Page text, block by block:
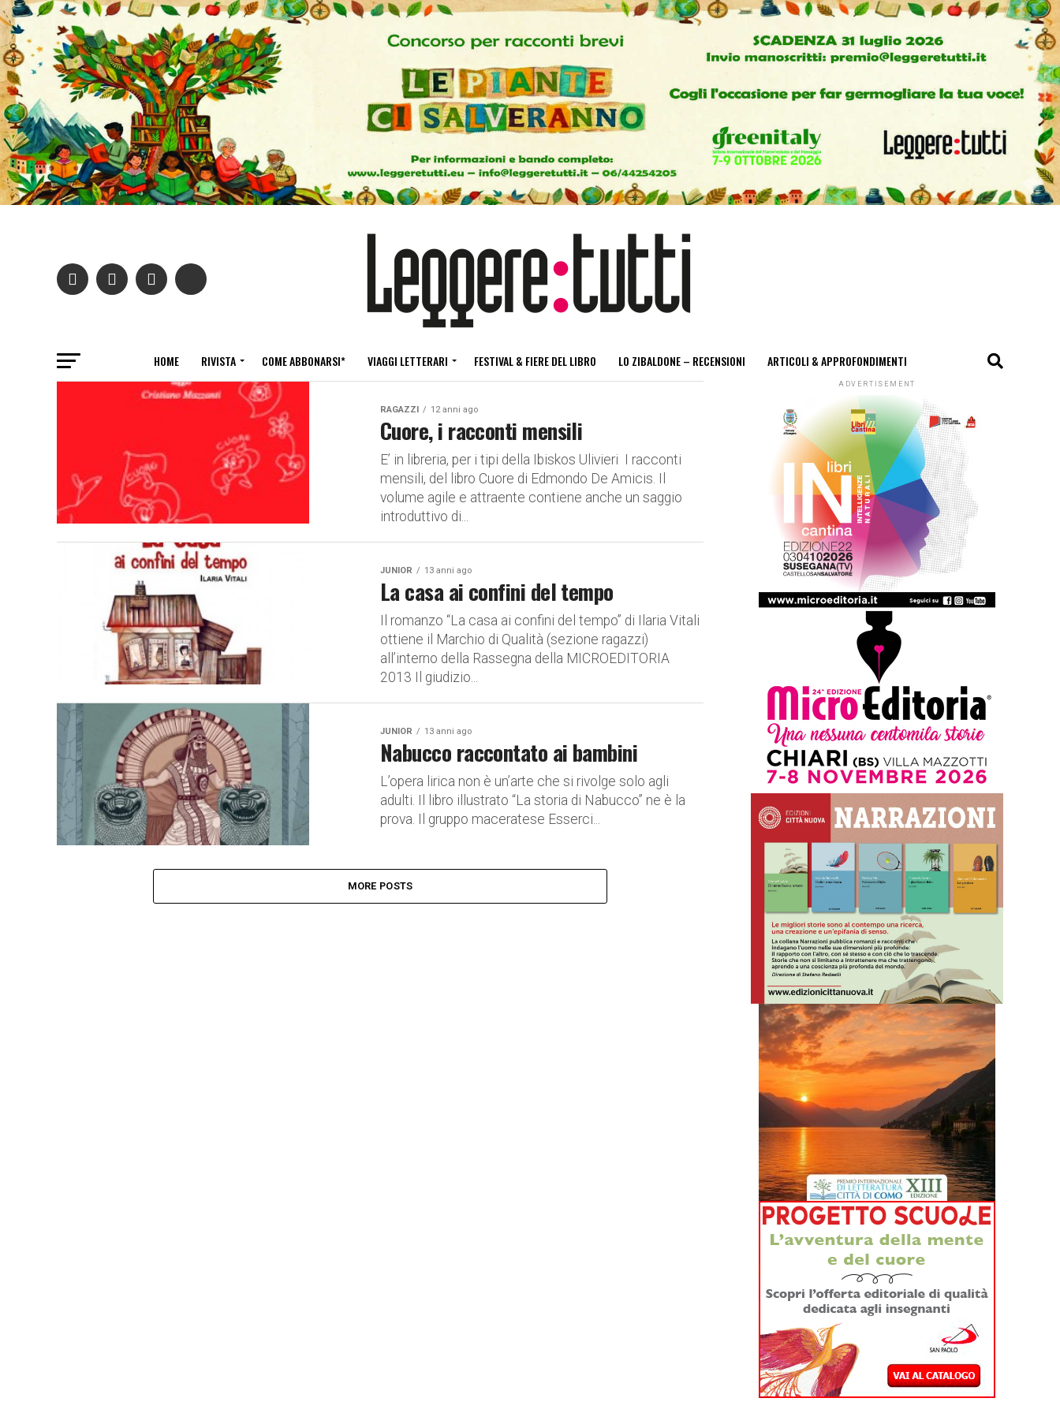
HOME RIVISTA COME ABBONARSI* VIAGGI LETTERARI FESTIVAL & FIERE DEL LIBRO LO ZIBALDONE – RECENSIONI ARTICOLI & APPROFONDIMENTI
RAGAZZI 12 anni ago
Cuore, i racconti mensili
E’ in libreria, per i tipi della Ibiskos Ulivieri I racconti
mensili, del libro Cuore di Edmondo De Amicis. Il
volume agile e attraente contiene anche un saggio
introduttivo di...
JUNIOR 13 anni ago
La casa ai confini del tempo
Il romanzo “La casa ai confini del tempo” di Ilaria Vitali
ottiene il Marchio di Qualità (sezione ragazzi)
all’interno della Rassegna della MICROEDITORIA
2013 Il giudizio...
JUNIOR 13 anni ago
Nabucco raccontato ai bambini
L’opera lirica non è un’arte che si rivolge solo agli
adulti. Il libro illustrato “La storia di Nabucco” ne è la
prova. Il gruppo maceratese Esserci...
MORE POSTS
ADVERTISEMENT